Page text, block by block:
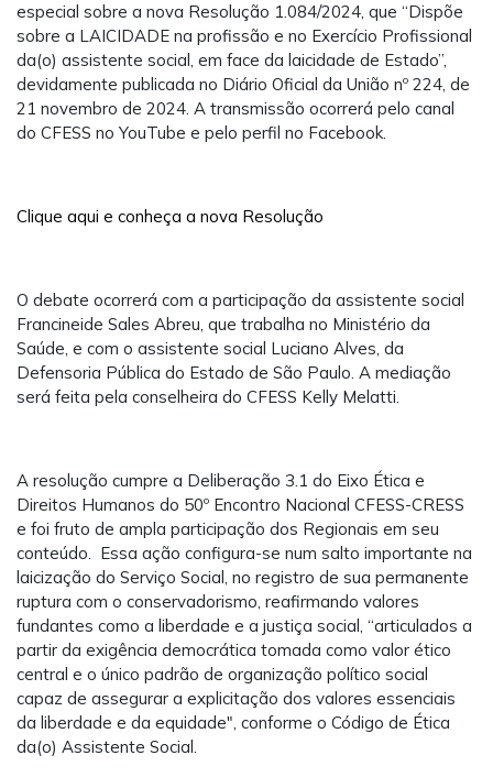
especial sobre a nova Resolução 1.084/2024, que “Dispõe
sobre a LAICIDADE na profissão e no Exercício Profissional
da(o) assistente social, em face da laicidade de Estado”,
devidamente publicada no Diário Oficial da União nº 224, de
21 novembro de 2024. A transmissão ocorrerá pelo canal
do CFESS no YouTube e pelo perfil no Facebook.
Clique aqui e conheça a nova Resolução
O debate ocorrerá com a participação da assistente social
Francineide Sales Abreu, que trabalha no Ministério da
Saúde, e com o assistente social Luciano Alves, da
Defensoria Pública do Estado de São Paulo. A mediação
será feita pela conselheira do CFESS Kelly Melatti.
A resolução cumpre a Deliberação 3.1 do Eixo Ética e
Direitos Humanos do 50º Encontro Nacional CFESS-CRESS
e foi fruto de ampla participação dos Regionais em seu
conteúdo. Essa ação configura-se num salto importante na
laicização do Serviço Social, no registro de sua permanente
ruptura com o conservadorismo, reafirmando valores
fundantes como a liberdade e a justiça social, “articulados a
partir da exigência democrática tomada como valor ético
central e o único padrão de organização político social
capaz de assegurar a explicitação dos valores essenciais
da liberdade e da equidade", conforme o Código de Ética
da(o) Assistente Social.